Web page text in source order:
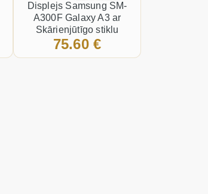
Displejs Samsung SM-
A300F Galaxy A3 ar
Skārienjūtīgo stiklu
Sudrabs
75.60 €